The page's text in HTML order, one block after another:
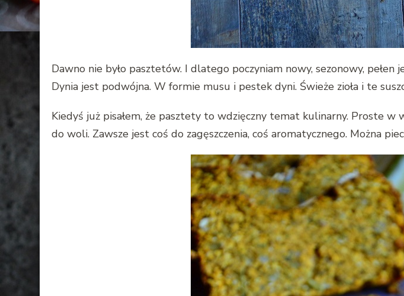
Dawno nie było pasztetów. I dlatego poczyniam nowy, sezonowy, pełen
Dynia jest podwójna. W formie musu i pestek dyni. Świeże zioła i te
Kiedyś już pisałem, że pasztety to wdzięczny temat kulinarny. Proste w
do woli. Zawsze jest coś do zagęszczenia, coś aromatycznego. Można